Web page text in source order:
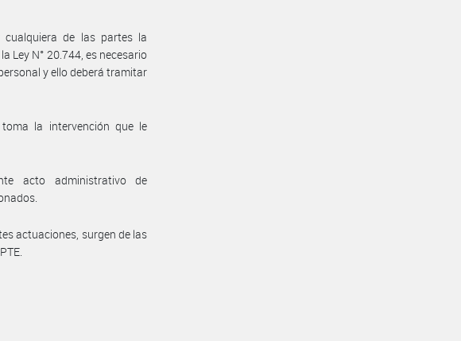
cualquiera de las partes la
Ley N° 20.744, es necesario
y ello deberá tramitar
la intervención que le
acto administrativo de
actuaciones, surgen de las